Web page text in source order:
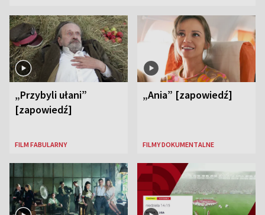
„Przybyli ułani”
[zapowiedź]
FILM FABULARNY
„Ania” [zapowiedź]
FILMY DOKUMENTALNE